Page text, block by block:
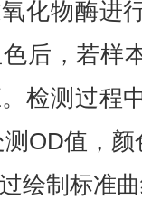
化物酶进
后，若样
检测过程
OD值，
绘制标准